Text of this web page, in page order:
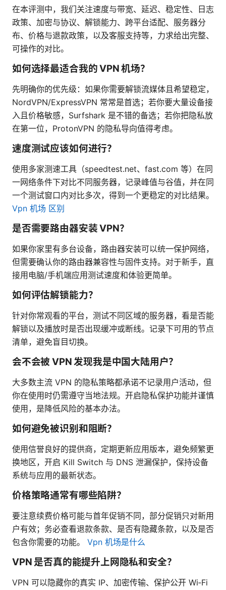
在本评测中，我们关注速度与带宽、延迟、稳定性、日志
政策、加密与协议、解锁能力、跨平台适配、服务器分
布、价格与退款政策，以及客服支持等，力求给出完整、
可操作的对比。
如何选择最适合我的 VPN 机场？
先明确你的优先级：如果你需要解锁流媒体且希望稳定，
NordVPN/ExpressVPN 常常是首选；若你要大量设备接
入且价格敏感，Surfshark 是不错的备选；若你把隐私放
在第一位，ProtonVPN 的隐私导向值得考虑。
速度测试应该如何进行？
使用多家测速工具（speedtest.net、fast.com 等）在同
一网络条件下对比不同服务器，记录峰值与谷值，并在同
一个测试窗口内对比多次，得到一个更稳定的对比结果。
Vpn 机场 区别
是否需要路由器安装 VPN？
如果你家里有多台设备，路由器安装可以统一保护网络，
但需要确认你的路由器兼容性与固件支持。对于新手，直
接用电脑/手机端应用测试速度和体验更简单。
如何评估解锁能力？
针对你常观看的平台，测试不同区域的服务器，看是否能
解锁以及播放时是否出现缓冲或断线。记录下可用的节点
清单，避免盲目切换。
会不会被 VPN 发现我是中国大陆用户？
大多数主流 VPN 的隐私策略都承诺不记录用户活动，但
你在使用时仍需遵守当地法规。开启隐私保护功能并谨慎
使用，是降低风险的基本办法。
如何避免被识别和阻断？
使用信誉良好的提供商，定期更新应用版本，避免频繁更
换地区，开启 Kill Switch 与 DNS 泄漏保护，保持设备
系统与应用的最新状态。
价格策略通常有哪些陷阱？
要注意续费价格可能与首年促销不同，部分促销只对新用
户有效；务必查看退款条款、是否有隐藏条款，以及是否
包含你需要的功能。 Vpn 机场是什么
VPN 是否真的能提升上网隐私和安全？
VPN 可以隐藏你的真实 IP、加密传输、保护公开 Wi‑Fi